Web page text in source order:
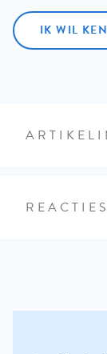
IK WIL
REACTIES